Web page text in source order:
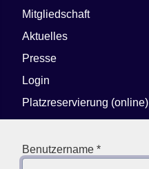
Mitgliedschaft
Aktuelles
Presse
Login
Platzreservierung (online)
Benutzername *